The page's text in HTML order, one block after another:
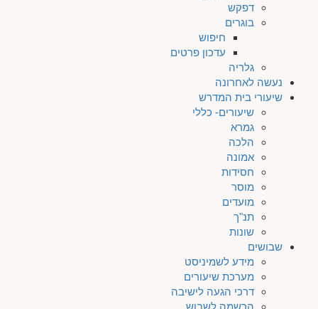
דפקש
בוגרים
חיפוש
עדכון פרטים
גלריה
נעשה לאחרונה
שיעורי בית המדרש
שיעורים- כללי
גמרא
הלכה
אמונה
חסידות
מוסר
מועדים
תנ"ך
שונות
שבושים
מידע לשמיניסט
מערכת שיעורים
דרכי הגעה לישיבה
הרשמה לשבוש